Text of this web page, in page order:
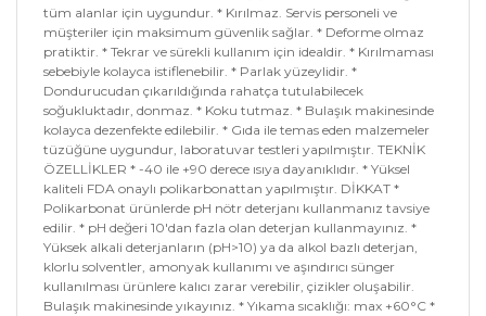
tüm alanlar için uygundur. * Kırılmaz. Servis personeli ve
müşteriler için maksimum güvenlik sağlar. * Deforme olmaz
pratiktir. * Tekrar ve sürekli kullanım için idealdir. * Kırılmaması
sebebiyle kolayca istiflenebilir. * Parlak yüzeylidir. *
Dondurucudan çıkarıldığında rahatça tutulabilecek
soğukluktadır, donmaz. * Koku tutmaz. * Bulaşık makinesinde
kolayca dezenfekte edilebilir. * Gıda ile temas eden malzemeler
tüzüğüne uygundur, laboratuvar testleri yapılmıştır. TEKNİK
ÖZELLİKLER * -40 ile +90 derece ısıya dayanıklıdır. * Yüksel
kaliteli FDA onaylı polikarbonattan yapılmıştır. DİKKAT *
Polikarbonat ürünlerde pH nötr deterjanı kullanmanız tavsiye
edilir. * pH değeri 10'dan fazla olan deterjan kullanmayınız. *
Yüksek alkali deterjanların (pH>10) ya da alkol bazlı deterjan,
klorlu solventler, amonyak kullanımı ve aşındırıcı sünger
kullanılması ürünlere kalıcı zarar verebilir, çizikler oluşabilir.
Bulaşık makinesinde yıkayınız. * Yıkama sıcaklığı: max +60°C *